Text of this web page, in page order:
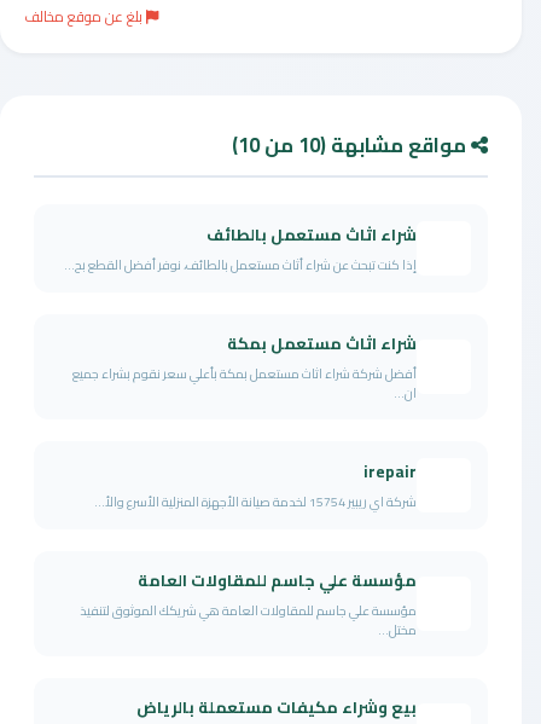
بلغ عن موقع مخالف
مواقع مشابهة (10 من 10)
شراء اثاث مستعمل بالطائف
إذا كنت تبحث عن شراء أثاث مستعمل بالطائف، نوفر أفضل القطع بح...
شراء اثاث مستعمل بمكة
أفضل شركة شراء اثاث مستعمل بمكة بأعلي سعر نقوم بشراء جميع
ان...
irepair
شركة اي ريبير 15754 لخدمة صيانة الأجهزة المنزلية الأسرع والأ...
مؤسسة علي جاسم للمقاولات العامة
مؤسسة علي جاسم للمقاولات العامة هي شريكك الموثوق لتنفيذ
مختل...
بيع وشراء مكيفات مستعملة بالرياض